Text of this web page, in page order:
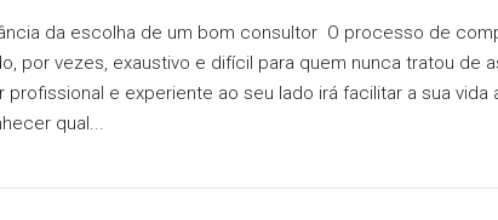
da escolha de um bom consultor O processo de
por vezes, exaustivo e difícil para quem nunca tratou de
profissional e experiente ao seu lado irá facilitar a sua
qual...